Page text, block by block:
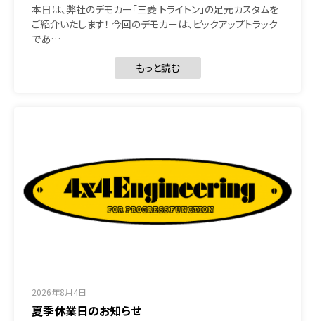
本日は、弊社のデモカー「三菱 トライトン」の足元カスタムを
ご紹介いたします！ 今回のデモカーは、ピックアップトラック
であ…
もっと読む
2026年8月4日
夏季休業日のお知らせ